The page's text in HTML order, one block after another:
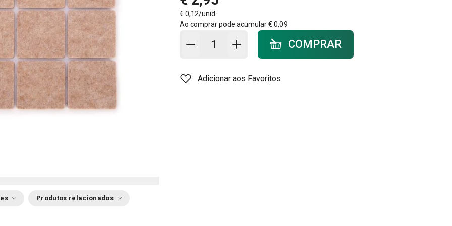
€ 0,12/unid.
Ao comprar pode acumular€ 0,09
Adicionar ao carrinho - quantidade
COMPRAR
Adicionar aos Favoritos
Produtos relacionados